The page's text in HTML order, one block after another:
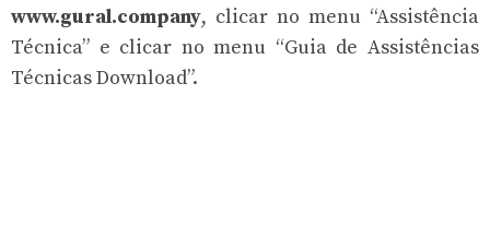
www.gural.company, clicar no menu “Assistência
Técnica” e clicar no menu “Guia de Assistências
Técnicas Download”.